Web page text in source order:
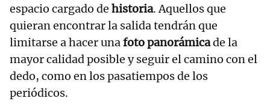
espacio cargado de historia. Aquellos que
quieran encontrar la salida tendrán que
limitarse a hacer unafoto panorámicade la
mayor calidad posible y seguir el camino con el
dedo, como en los pasatiempos de los
periódicos.